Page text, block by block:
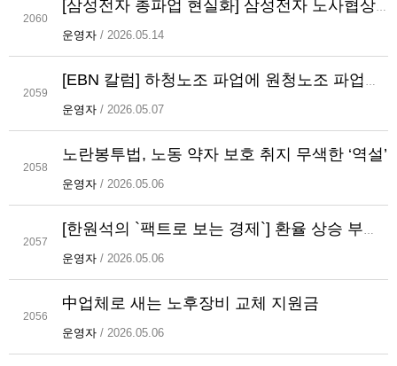
2060
[삼성전자 총파업 현실화] 삼성전자 노사협상이 중요한 이유…반도체뿐 아니라 국가 경쟁력 하락 ‘불가피’
운영자 / 2026.05.14
2059
[EBN 칼럼] 하청노조 파업에 원청노조 파업까지 더해진다면
운영자 / 2026.05.07
2058
노란봉투법, 노동 약자 보호 취지 무색한 ‘역설’
운영자 / 2026.05.06
2057
[한원석의 `팩트로 보는 경제`] 환율 상승 부추기는 추경...26.2조원 투입하니, 원/달러 52원 올랐다
운영자 / 2026.05.06
2056
中업체로 새는 노후장비 교체 지원금
운영자 / 2026.05.06